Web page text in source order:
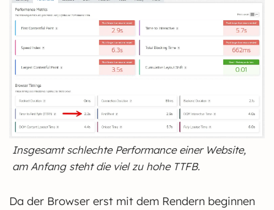
Insgesamt schlechte Performance einer Website,
am Anfang steht die viel zu hohe TTFB.
Da der Browser erst mit dem Rendern beginnen